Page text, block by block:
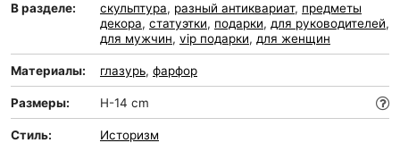
В разделе: скульптура, разный антиквариат, предметы
декора, статуэтки, подарки, для руководителей,
для мужчин, vip подарки, для женщин
Материалы: глазурь, фарфор
Размеры: H-14 cm
Стиль: Историзм